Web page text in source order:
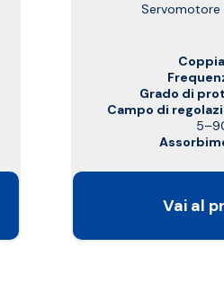
Coppia
Grado di
Campo di
Vai al